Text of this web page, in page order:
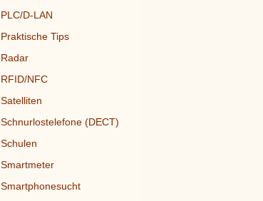
PLC/D-LAN
Praktische Tips
Radar
RFID/NFC
Satelliten
Schnurlostelefone (DECT)
Schulen
Smartmeter
Smartphonesucht